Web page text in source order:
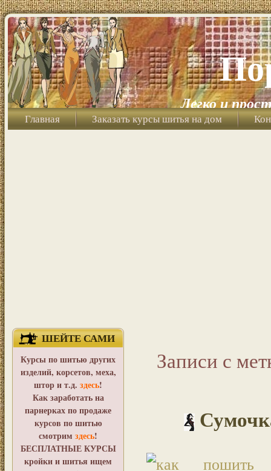
Легко и
Главная Заказать курсы шитья на дом
ШЕЙТЕ САМИ
Курсы по шитью других
изделий, корсетов, меха,
штор и т.д. здесь!
Как заработать на
парнерках по продаже
курсов по шитью
смотрим здесь!
БЕСПЛАТНЫЕ КУРСЫ
кройки и шитья ищем
Записи с